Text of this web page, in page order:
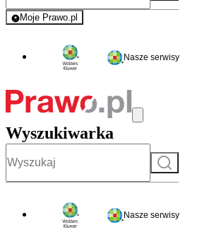
Moje Prawo.pl
- rejestracja i logowanie do serwisu
Nasze serwisy
Wyszukiwarka
Szukaj
Nasze serwisy